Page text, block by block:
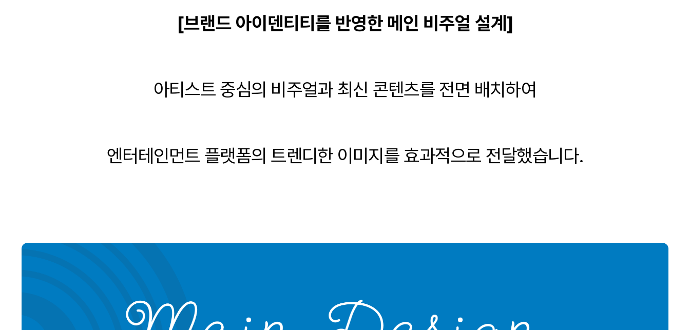
[브랜드 아이덴티티를 반영한 메인 비주얼 설계]
아티스트 중심의 비주얼과 최신 콘텐츠를 전면 배치하여
엔터테인먼트 플랫폼의 트렌디한 이미지를 효과적으로 전달했습니다.